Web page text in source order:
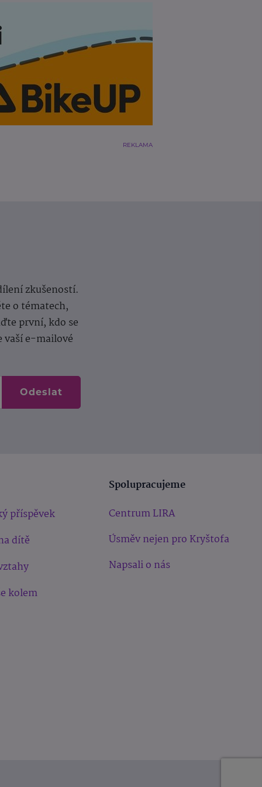
REKLAMA
zkušeností.
o tématech,
první, kdo se
vaší e-mailové
Odeslat
příspěvek
dítě
kolem
Spolupracujeme
Centrum LIRA
Úsměv nejen pro Kryštofa
Napsali o nás